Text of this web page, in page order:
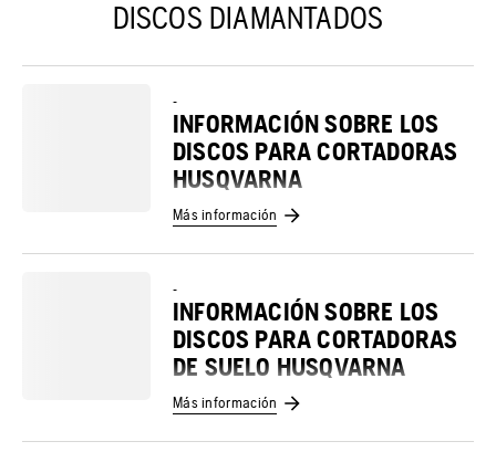
DISCOS DIAMANTADOS
-
INFORMACIÓN SOBRE LOS
DISCOS PARA CORTADORAS
HUSQVARNA
Más información
-
INFORMACIÓN SOBRE LOS
DISCOS PARA CORTADORAS
DE SUELO HUSQVARNA
Más información